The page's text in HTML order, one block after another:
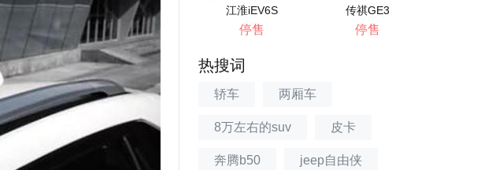
江淮iEV6S
停售
传祺GE3
停售
热搜词
轿车 两厢车
8万左右的suv 皮卡
奔腾b50 jeep自由侠